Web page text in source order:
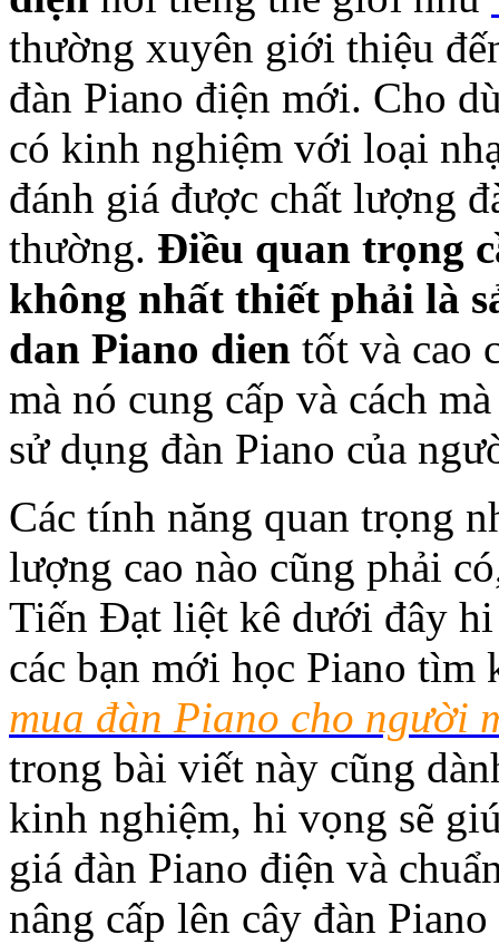
thường xuyên giới thiệu
đàn Piano điện mới. Cho
có kinh nghiệm với loại
đánh giá được chất lượng
thường. Điều quan trọng
không nhất thiết phải là
dan Piano dien tốt và cao
mà nó cung cấp và cách
sử dụng đàn Piano của
Các tính năng quan trọng
lượng cao nào cũng phải
Tiến Đạt liệt kê dưới đây
các bạn mới học Piano
mua đàn Piano cho người
trong bài viết này cũng
kinh nghiệm, hi vọng sẽ
giá đàn Piano điện và
nâng cấp lên cây đàn